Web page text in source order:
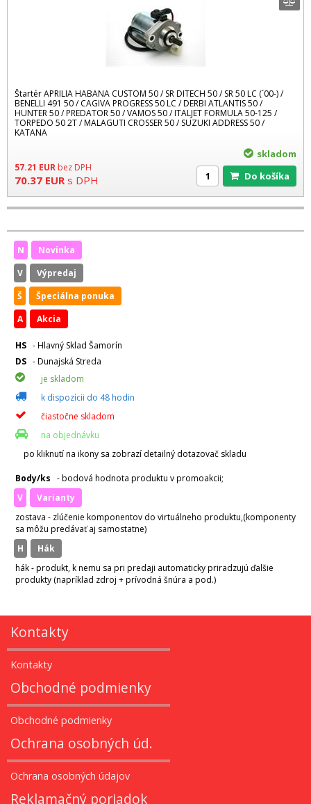
Štartér APRILIA HABANA CUSTOM 50 / SR DITECH 50 / SR 50 LC (´00-) /
BENELLI 491 50 / CAGIVA PROGRESS 50 LC / DERBI ATLANTIS 50 /
HUNTER 50 / PREDATOR 50 / VAMOS 50 / ITALJET FORMULA 50-125 /
TORPEDO 50 2T / MALAGUTI CROSSER 50 / SUZUKI ADDRESS 50 /
KATANA
57.21 EUR bez DPH
70.37 EUR s DPH
skladom
Do košíka
N
Novinka
V
Výpredaj
Š
Špeciálna ponuka
A
Akcia
HS - Hlavný Sklad Šamorín
DS - Dunajská Streda
je skladom
k dispozícii do 48 hodin
čiastočne skladom
na objednávku
po kliknutí na ikony sa zobrazí detailný dotazovač skladu
Body/ks - bodová hodnota produktu v promoakcii;
v
varianty
zostava - zlúčenie komponentov do virtuálneho produktu,(komponenty
sa môžu predávať aj samostatne)
H
hák
hák - produkt, k nemu sa pri predaji automaticky priradzujú ďalšie
produkty (napríklad zdroj + prívodná šnúra a pod.)
Kontakty
Kontakty
Obchodné podmienky
Obchodné podmienky
Ochrana osobných úd.
Ochrana osobných údajov
Reklamačný poriadok